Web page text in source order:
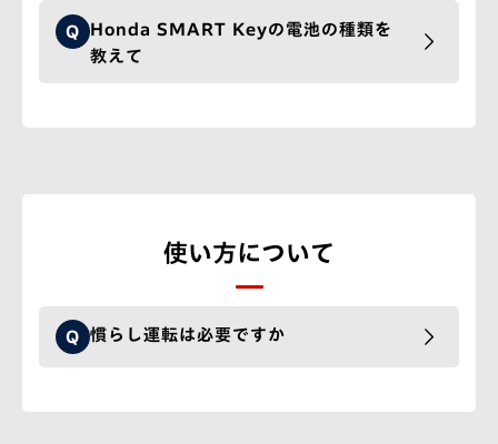
Q
Honda SMART Keyの電池の種類を
教えて
使い方について
Q 慣らし運転は必要ですか